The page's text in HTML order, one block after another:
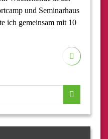
und Seminarhaus
ich gemeinsam mit 10